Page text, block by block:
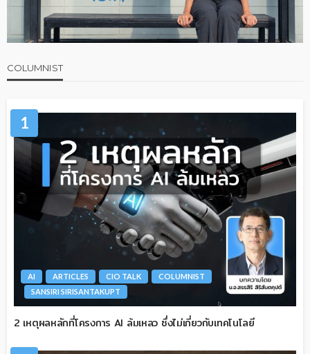
COLUMNIST
1
AI ARTICLES CIO TALK
COLUMNIST
SANSIRI SIRISANTAKUPT
2 เหตุผลหลักที่โครงการ AI ล้มเหลว ซึ่งไม่เกี่ยวกับเทคโนโลยี